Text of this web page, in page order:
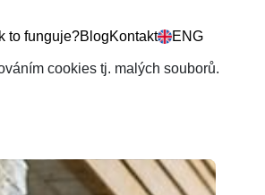
to funguje?BlogKontakt ENG
cookies tj. malých souborů.